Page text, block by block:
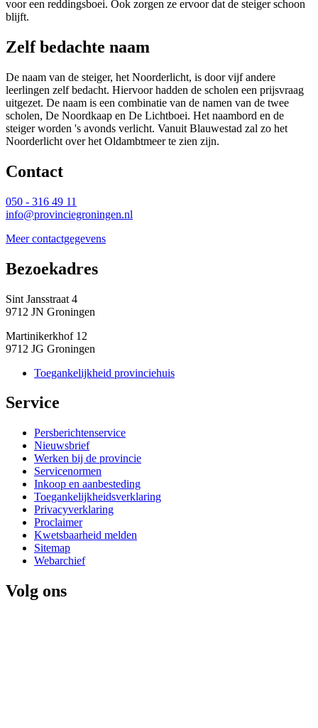
voor een reddingsboei. Ook zorgen ze ervoor dat de steiger schoon
blijft.
Zelf bedachte naam
De naam van de steiger, het Noorderlicht, is door vijf andere
leerlingen zelf bedacht. Hiervoor hadden de scholen een prijsvraag
uitgezet. De naam is een combinatie van de namen van de twee
scholen, De Noordkaap en De Lichtboei. Het naambord en de
steiger worden 's avonds verlicht. Vanuit Blauwestad zal zo het
Noorderlicht over het Oldambtmeer te zien zijn.
Contact
050 - 316 49 11
info@provinciegroningen.nl
Meer contactgegevens
Bezoekadres
Sint Jansstraat 4
9712 JN Groningen
Martinikerkhof 12
9712 JG Groningen
Toegankelijkheid provinciehuis
Service
Persberichtenservice
Nieuwsbrief
Werken bij de provincie
Servicenormen
Inkoop en aanbesteding
Toegankelijkheidsverklaring
Privacyverklaring
Proclaimer
Kwetsbaarheid melden
Sitemap
Webarchief
Volg ons